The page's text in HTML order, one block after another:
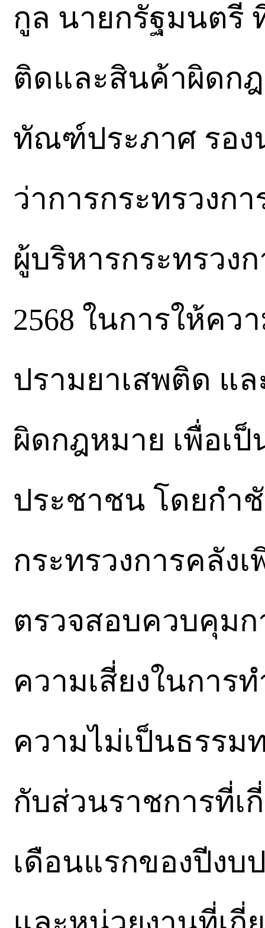
กูล นายกรัฐมนตรี
ติดและสินค้าผิดก
ทัณฑ์ประภาศ รอง
ว่าการกระทรวงก
ผู้บริหารกระทรวง
2568 ในการให้ค
ปรามยาเสพติด แ
ผิดกฎหมาย เพื่อเ
ประชาชน โดยกำ
กระทรวงการคลัง
ตรวจสอบควบคุม
ความเสี่ยงในการ
ความไม่เป็นธรรม
กับส่วนราชการที่เ
เดือนแรกของปีงบ